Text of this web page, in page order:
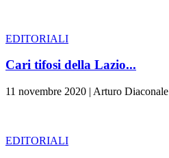
EDITORIALI
Cari tifosi della Lazio...
11 novembre 2020 | Arturo Diaconale
EDITORIALI